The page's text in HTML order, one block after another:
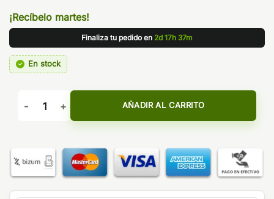
¡Recíbelo martes!
Finaliza tu pedido en 2d 17h 37m
En stock
AROMA DON JUAN ALDONZA - KINGS CREST cantidad
AÑADIR AL CARRITO